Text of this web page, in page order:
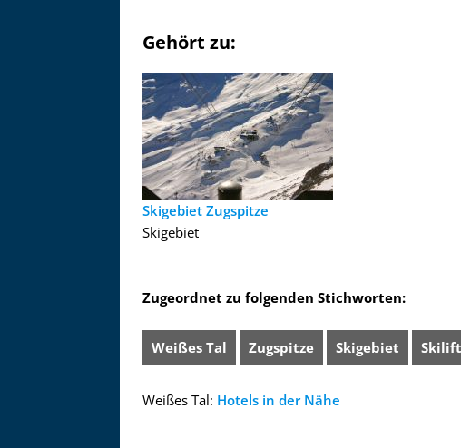
Gehört zu:
Skigebiet Zugspitze
Skigebiet
Zugeordnet zu folgenden Stichworten:
Weißes Tal Zugspitze Skigebiet Skilift
Weißes Tal: Hotels in der Nähe